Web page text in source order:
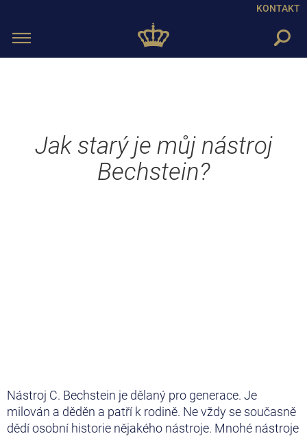
KONTAKT
Toggle
Jak starý je můj nástroj
Bechstein?
Nástroj C. Bechstein je dělaný pro generace. Je
milován a děděn a patří k rodině. Ne vždy se současně
dědí osobní historie nějakého nástroje. Mnohé nástroje